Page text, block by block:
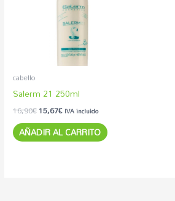
cabello
Salerm 21 250ml
16,90€15,67€ IVA incluido
AÑADIR AL CARRITO